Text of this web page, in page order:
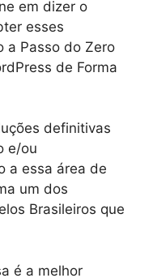
em dizer o
esses
a Passo do Zero
de Forma
definitivas
e/ou
a essa área de
um dos
Brasileiros que
é a melhor